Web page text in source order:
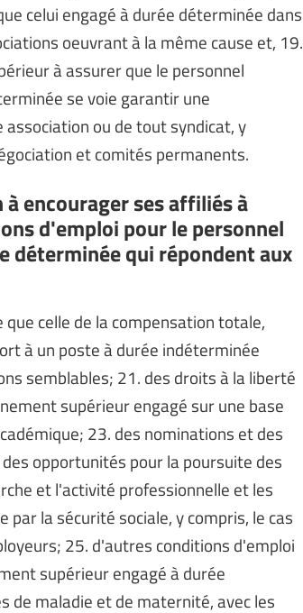
celui engagé à durée déterminée dans
oeuvrant à la même cause et, 19.
à assurer que le personnel
se voie garantir une
ou de tout syndicat, y
et comités permanents.
encourager ses affiliés à
d'emploi pour le personnel
déterminée qui répondent aux
celle de la compensation totale,
à un poste à durée indéterminée
semblables; 21. des droits à la liberté
supérieur engagé sur une base
23. des nominations et des
opportunités pour la poursuite des
et l'activité professionnelle et les
la sécurité sociale, y compris, le cas
25. d'autres conditions d'emploi
supérieur engagé à durée
de maladie et de maternité, avec les